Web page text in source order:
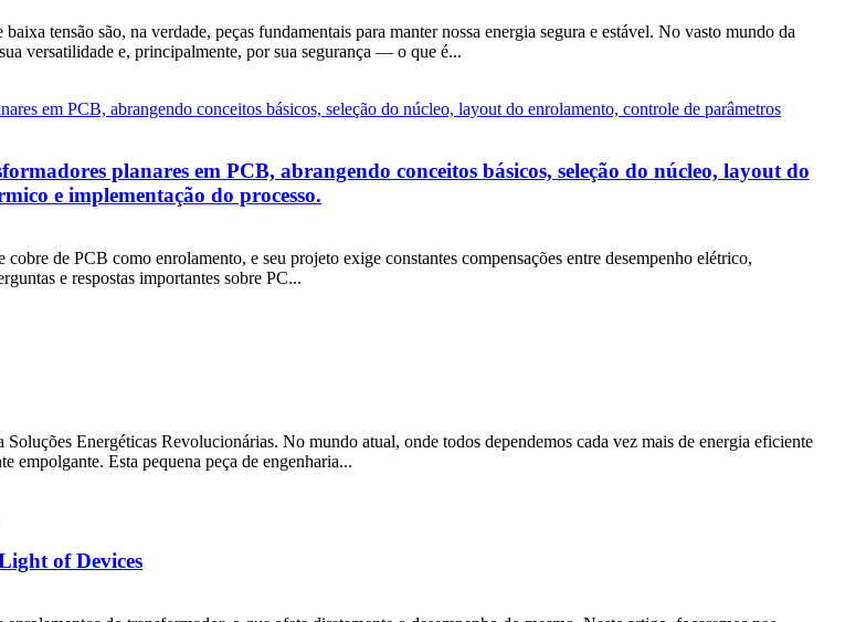
tensão são, na verdade, peças fundamentais para manter nossa energia segura e estável. No vasto mundo da
versatilidade e, principalmente, por sua segurança — o que é...
planares em PCB, abrangendo conceitos básicos, seleção do núcleo, layout do
e implementação do processo.
de PCB como enrolamento, e seu projeto exige constantes compensações entre desempenho elétrico,
e respostas importantes sobre PC...
Energéticas Revolucionárias. No mundo atual, onde todos dependemos cada vez mais de energia eficiente
empolgante. Esta pequena peça de engenharia...
of Devices